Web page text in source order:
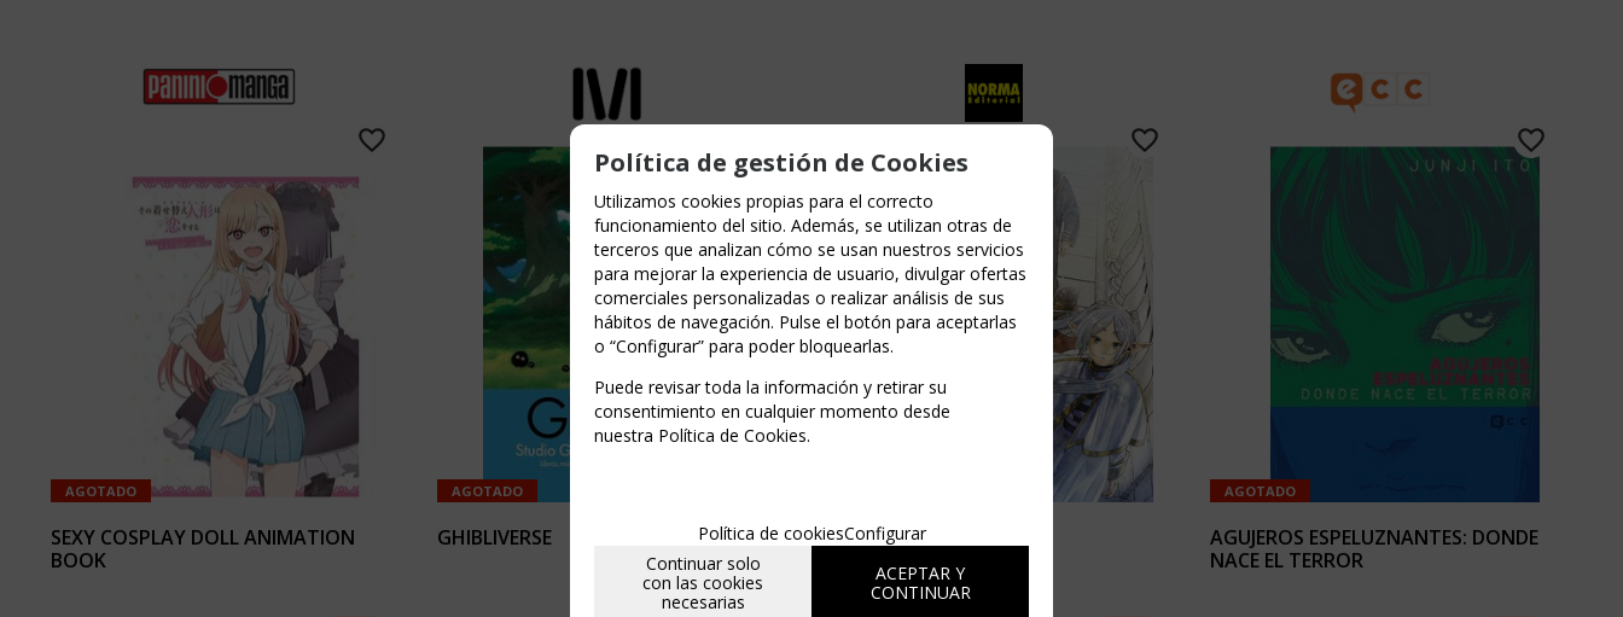
AGOTADO
SEXY COSPLAY DOLL ANIMATION
BOOK
AGOTADO
GHIBLIVERSE FRIEREN ART WORKS 01
AGOTADO
AGUJEROS ESPELUZNANTES: DONDE
NACE EL TERROR
Política de gestión de Cookies
Utilizamos cookies propias para el correcto
funcionamiento del sitio. Además, se utilizan otras de
terceros que analizan cómo se usan nuestros servicios
para mejorar la experiencia de usuario, divulgar ofertas
comerciales personalizadas o realizar análisis de sus
hábitos de navegación. Pulse el botón para aceptarlas
o “Configurar” para poder bloquearlas.
Puede revisar toda la información y retirar su
consentimiento en cualquier momento desde
nuestra Política de Cookies.
Política de cookiesConfigurar
Continuar solo
con las cookies
necesarias
ACEPTAR Y
CONTINUAR